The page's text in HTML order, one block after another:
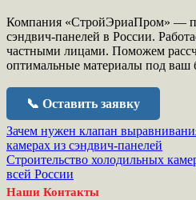
Компания «СтройЭриаПром» —
сэндвич-панелей в России.
частными лицами. Поможем
оптимальные материалы под ваш
📞 Оставить заявку
Навигация
по
записям
Зачем нужен клапан
камерах из сэндвич-панелей
Строительство холодильных
всей России
Наши Контакты